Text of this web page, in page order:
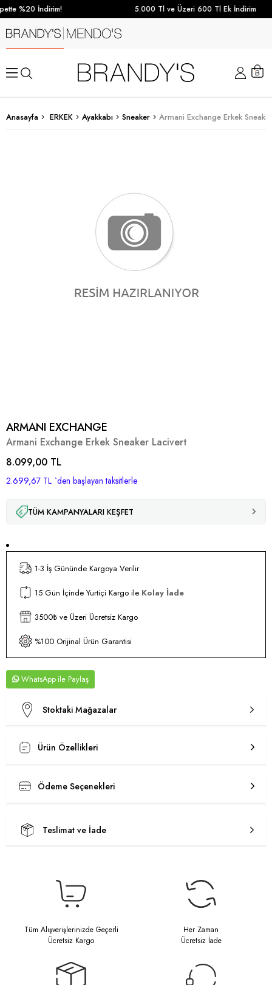
%20 İndirim! 5.000 Tl ve Üzeri 600 Tl Ek İndirim
Anasayfa ERKEK Ayakkabı Sneaker Armani Exchange Erkek
ARMANI EXCHANGE
Armani Exchange Erkek Sneaker Lacivert
8.099,00 TL
2.699,67 TL `den başlayan taksitlerle
TÜM KAMPANYALARI KEŞFET
1-3 İş Gününde Kargoya Verilir
15 Gün İçinde Yurtiçi Kargo ile Kolay İade
3500₺ ve Üzeri Ücretsiz Kargo
%100 Orijinal Ürün Garantisi
WhatsApp
Stoktaki Mağazalar
Ürün Özellikleri
Ödeme Seçenekleri
Teslimat ve İade
Tüm Alışverişlerinizde Geçerli
Ücretsiz Kargo
Her Zaman
Ücretsiz İade